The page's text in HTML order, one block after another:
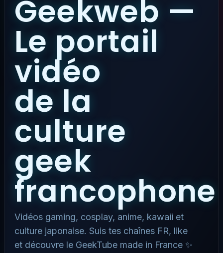
Geekweb —
Le portail
vidéo
de la
culture
geek
francophone
Vidéos gaming, cosplay, anime, kawaii et
culture japonaise. Suis tes chaînes FR, like
et découvre le GeekTube made in France ✨